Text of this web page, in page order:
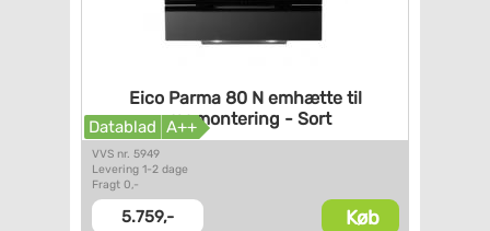
Eico Parma 80 N emhætte til
vægmontering - Sort
Datablad A++
VVS nr. 5949
Levering 1-2 dage
Fragt 0,-
5.759,- Køb